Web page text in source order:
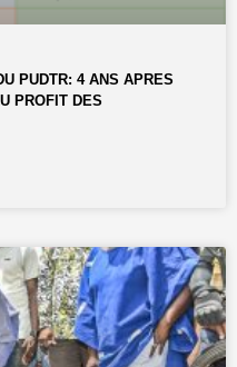
PUDTR: 4 ANS APRES
PROFIT DES